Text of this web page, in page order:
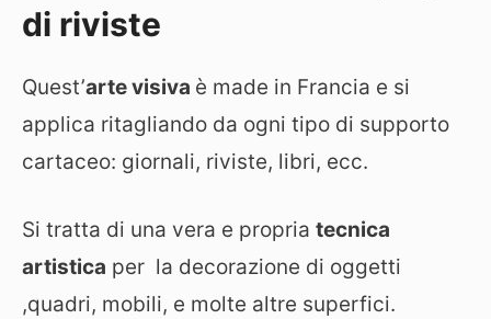
di riviste
Quest’arte visiva è made in Francia e si
applica ritagliando da ogni tipo di supporto
cartaceo: giornali, riviste, libri, ecc.
Si tratta di una vera e propria tecnica
artistica per la decorazione di oggetti
,quadri, mobili, e molte altre superfici.